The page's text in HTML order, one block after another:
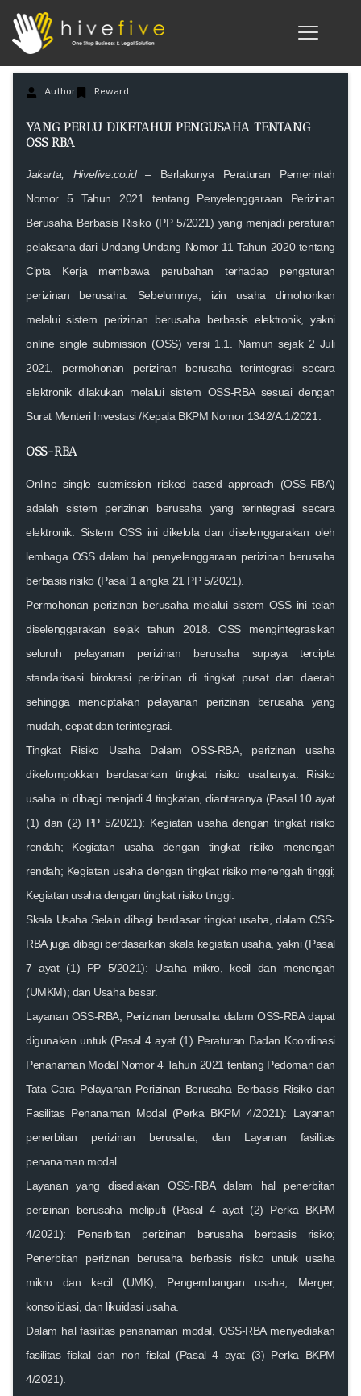
Author Reward
YANG PERLU DIKETAHUI PENGUSAHA TENTANG
OSS RBA
Jakarta, Hivefive.co.id – Berlakunya Peraturan Pemerintah
Nomor 5 Tahun 2021 tentang Penyelenggaraan Perizinan
Berusaha Berbasis Risiko (PP 5/2021) yang menjadi peraturan
pelaksana dari Undang-Undang Nomor 11 Tahun 2020 tentang
Cipta Kerja membawa perubahan terhadap pengaturan
perizinan berusaha. Sebelumnya, izin usaha dimohonkan
melalui sistem perizinan berusaha berbasis elektronik, yakni
online single submission (OSS) versi 1.1. Namun sejak 2 Juli
2021, permohonan perizinan berusaha terintegrasi secara
elektronik dilakukan melalui sistem OSS-RBA sesuai dengan
Surat Menteri Investasi /Kepala BKPM Nomor 1342/A.1/2021.
OSS-RBA
Online single submission risked based approach (OSS-RBA)
adalah sistem perizinan berusaha yang terintegrasi secara
elektronik. Sistem OSS ini dikelola dan diselenggarakan oleh
lembaga OSS dalam hal penyelenggaraan perizinan berusaha
berbasis risiko (Pasal 1 angka 21 PP 5/2021).
Permohonan perizinan berusaha melalui sistem OSS ini telah
diselenggarakan sejak tahun 2018. OSS mengintegrasikan
seluruh pelayanan perizinan berusaha supaya tercipta
standarisasi birokrasi perizinan di tingkat pusat dan daerah
sehingga menciptakan pelayanan perizinan berusaha yang
mudah, cepat dan terintegrasi.
Tingkat Risiko Usaha Dalam OSS-RBA, perizinan usaha
dikelompokkan berdasarkan tingkat risiko usahanya. Risiko
usaha ini dibagi menjadi 4 tingkatan, diantaranya (Pasal 10 ayat
(1) dan (2) PP 5/2021): Kegiatan usaha dengan tingkat risiko
rendah; Kegiatan usaha dengan tingkat risiko menengah
rendah; Kegiatan usaha dengan tingkat risiko menengah tinggi;
Kegiatan usaha dengan tingkat risiko tinggi.
Skala Usaha Selain dibagi berdasar tingkat usaha, dalam OSS-
RBA juga dibagi berdasarkan skala kegiatan usaha, yakni (Pasal
7 ayat (1) PP 5/2021): Usaha mikro, kecil dan menengah
(UMKM); dan Usaha besar.
Layanan OSS-RBA, Perizinan berusaha dalam OSS-RBA dapat
digunakan untuk (Pasal 4 ayat (1) Peraturan Badan Koordinasi
Penanaman Modal Nomor 4 Tahun 2021 tentang Pedoman dan
Tata Cara Pelayanan Perizinan Berusaha Berbasis Risiko dan
Fasilitas Penanaman Modal (Perka BKPM 4/2021): Layanan
penerbitan perizinan berusaha; dan Layanan fasilitas
penanaman modal.
Layanan yang disediakan OSS-RBA dalam hal penerbitan
perizinan berusaha meliputi (Pasal 4 ayat (2) Perka BKPM
4/2021): Penerbitan perizinan berusaha berbasis risiko;
Penerbitan perizinan berusaha berbasis risiko untuk usaha
mikro dan kecil (UMK); Pengembangan usaha; Merger,
konsolidasi, dan likuidasi usaha.
Dalam hal fasilitas penanaman modal, OSS-RBA menyediakan
fasilitas fiskal dan non fiskal (Pasal 4 ayat (3) Perka BKPM
4/2021).